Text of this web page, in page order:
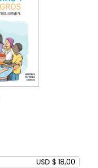
USD $ 18,00